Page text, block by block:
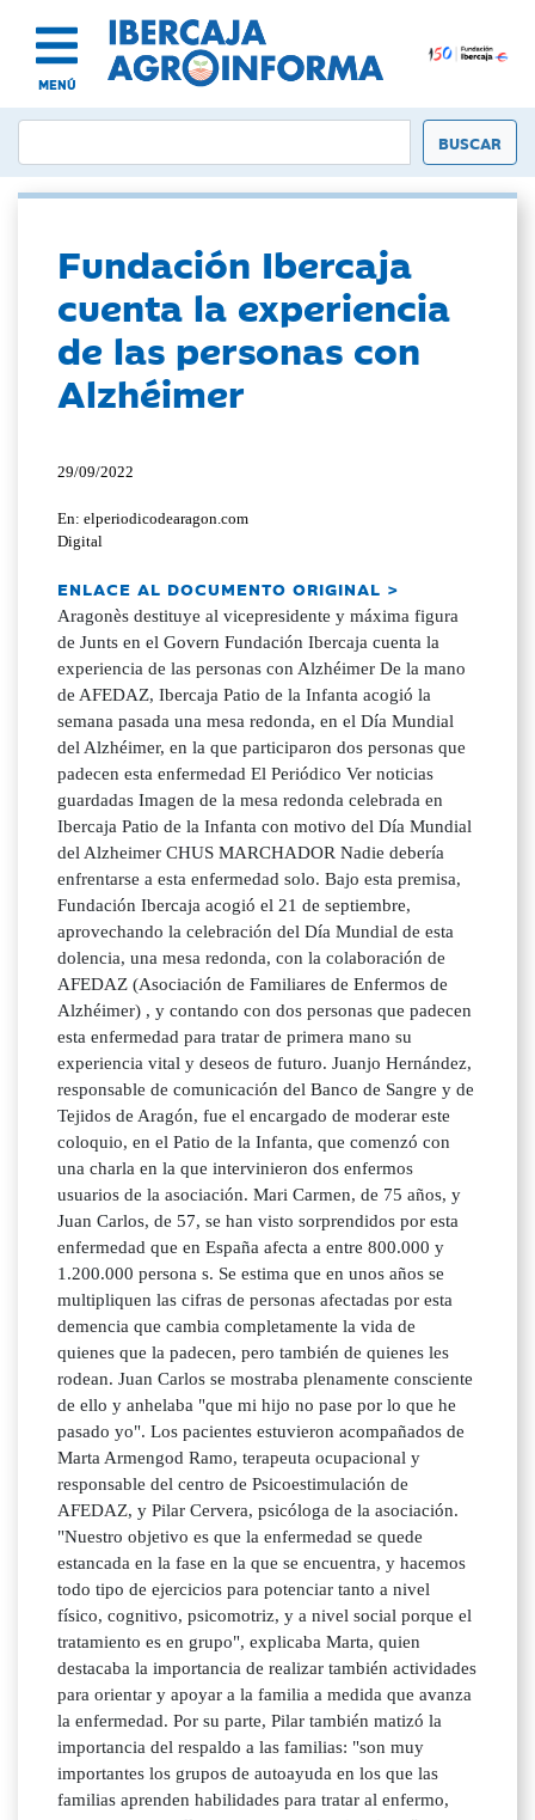
MENÚ
Fundación Ibercaja
cuenta la experiencia
de las personas con
Alzhéimer
29/09/2022
En: elperiodicodearagon.com
Digital
ENLACE AL DOCUMENTO ORIGINAL >
Aragonès destituye al vicepresidente y máxima figura
de Junts en el Govern Fundación Ibercaja cuenta la
experiencia de las personas con Alzhéimer De la mano
de AFEDAZ, Ibercaja Patio de la Infanta acogió la
semana pasada una mesa redonda, en el Día Mundial
del Alzhéimer, en la que participaron dos personas que
padecen esta enfermedad El Periódico Ver noticias
guardadas Imagen de la mesa redonda celebrada en
Ibercaja Patio de la Infanta con motivo del Día Mundial
del Alzheimer CHUS MARCHADOR Nadie debería
enfrentarse a esta enfermedad solo. Bajo esta premisa,
Fundación Ibercaja acogió el 21 de septiembre,
aprovechando la celebración del Día Mundial de esta
dolencia, una mesa redonda, con la colaboración de
AFEDAZ (Asociación de Familiares de Enfermos de
Alzhéimer) , y contando con dos personas que padecen
esta enfermedad para tratar de primera mano su
experiencia vital y deseos de futuro. Juanjo Hernández,
responsable de comunicación del Banco de Sangre y de
Tejidos de Aragón, fue el encargado de moderar este
coloquio, en el Patio de la Infanta, que comenzó con
una charla en la que intervinieron dos enfermos
usuarios de la asociación. Mari Carmen, de 75 años, y
Juan Carlos, de 57, se han visto sorprendidos por esta
enfermedad que en España afecta a entre 800.000 y
1.200.000 persona s. Se estima que en unos años se
multipliquen las cifras de personas afectadas por esta
demencia que cambia completamente la vida de
quienes que la padecen, pero también de quienes les
rodean. Juan Carlos se mostraba plenamente consciente
de ello y anhelaba "que mi hijo no pase por lo que he
pasado yo". Los pacientes estuvieron acompañados de
Marta Armengod Ramo, terapeuta ocupacional y
responsable del centro de Psicoestimulación de
AFEDAZ, y Pilar Cervera, psicóloga de la asociación.
"Nuestro objetivo es que la enfermedad se quede
estancada en la fase en la que se encuentra, y hacemos
todo tipo de ejercicios para potenciar tanto a nivel
físico, cognitivo, psicomotriz, y a nivel social porque el
tratamiento es en grupo", explicaba Marta, quien
destacaba la importancia de realizar también actividades
para orientar y apoyar a la familia a medida que avanza
la enfermedad. Por su parte, Pilar también matizó la
importancia del respaldo a las familias: "son muy
importantes los grupos de autoayuda en los que las
familias aprenden habilidades para tratar al enfermo,